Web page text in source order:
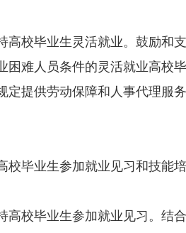
校毕业生灵活就业。鼓励和支
困难人员条件的灵活就业高校
定提供劳动保障和人事代理服
毕业生参加就业见习和技能
校毕业生参加就业见习。结合